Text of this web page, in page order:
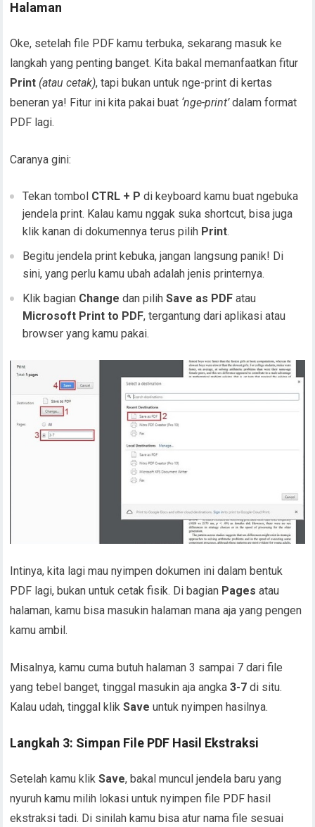
Halaman
Oke, setelah file PDF kamu terbuka, sekarang masuk ke
langkah yang penting banget. Kita bakal memanfaatkan fitur
Print (atau cetak), tapi bukan untuk nge-print di kertas
beneran ya! Fitur ini kita pakai buat ‘nge-print’dalam format
PDF lagi.
Caranya gini:
Tekan tombol CTRL + P di keyboard kamu buat ngebuka
jendela print. Kalau kamu nggak suka shortcut, bisa juga
klik kanan di dokumennya terus pilih Print.
Begitu jendela print kebuka, jangan langsung panik! Di
sini, yang perlu kamu ubah adalah jenis printernya.
Klik bagian Change dan pilihSave as PDF atau
Microsoft Print to PDF, tergantung dari aplikasi atau
browser yang kamu pakai.
Intinya, kita lagi mau nyimpen dokumen ini dalam bentuk
PDF lagi, bukan untuk cetak fisik. Di bagian Pages atau
halaman, kamu bisa masukin halaman mana aja yang pengen
kamu ambil.
Misalnya, kamu cuma butuh halaman 3 sampai 7 dari file
yang tebel banget, tinggal masukin aja angka3-7 di situ.
Kalau udah, tinggal klikSave untuk nyimpen hasilnya.
Langkah 3: Simpan File PDF Hasil Ekstraksi
Setelah kamu klikSave, bakal muncul jendela baru yang
nyuruh kamu milih lokasi untuk nyimpen file PDF hasil
ekstraksi tadi. Di sinilah kamu bisa atur nama file sesuai